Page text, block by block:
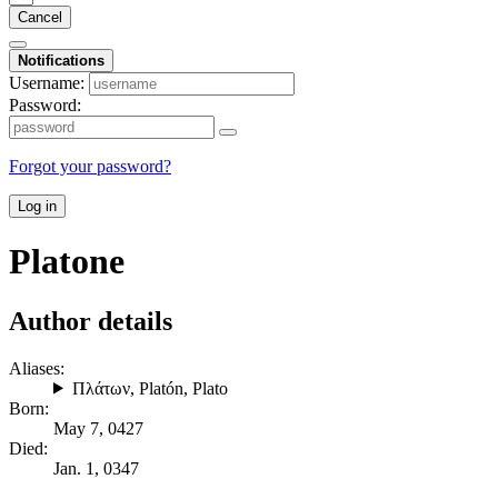
Cancel
Notifications
Username:
Password:
Forgot your password?
Log in
Platone
Author details
Aliases:
Πλάτων, Platón, Plato
Born:
May 7, 0427
Died:
Jan. 1, 0347